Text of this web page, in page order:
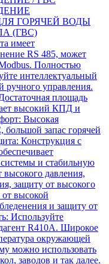
ГОРЯЧЕЙ ВОДЫ
(ГВС)
имеет
RS 485, может
Полностью
интеллектуальный
ручного управления.
площадь
высокий КПД и
Высокая
большой запас горячей
Конструкция с
и стабильную
высокого давления,
защиту от высокого
высокой
и защиту от
Используйте
R410A. Широкое
окружающей
можно использовать
заводов и так далее.